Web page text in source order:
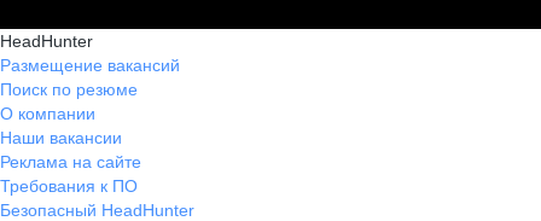
HeadHunter
Размещение вакансий
Поиск по резюме
О компании
Наши вакансии
Реклама на сайте
Требования к ПО
Безопасный HeadHunter